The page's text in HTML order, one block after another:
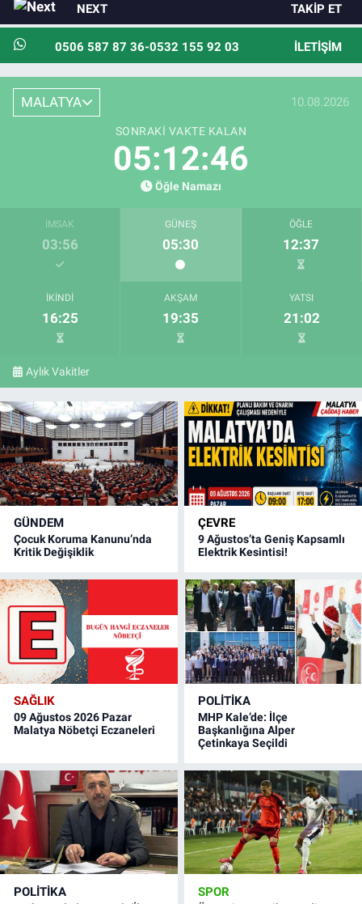
NEXT TAKIP ET
0506 587 87 36-0532 155 92 03 İLETIŞIM
MALATYA 10.08.2026
SONRAKI VAKTE KALAN
05:12:46
Öğle Namazı
İMSAK
03:56
GÜNEŞ
05:30
ÖĞLE
12:37
İKINDI
16:25
AKŞAM
19:35
YATSI
21:02
Aylık Vakitler
GÜNDEM
Çocuk Koruma Kanunu’nda
Kritik Değişiklik
ÇEVRE
9 Ağustos’ta Geniş Kapsamlı
Elektrik Kesintisi!
SAĞLIK
09 Ağustos 2026 Pazar
Malatya Nöbetçi Eczaneleri
POLITIKA
MHP Kale’de: İlçe
Başkanlığına Alper
Çetinkaya Seçildi
POLITIKA SPOR